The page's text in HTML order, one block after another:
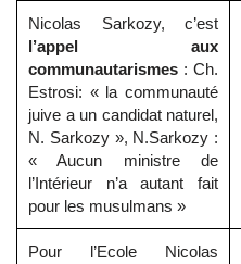
Nicolas Sarkozy, c’est
l’appel aux
communautarismes : Ch.
Estrosi: « la communauté
juive a un candidat naturel,
N. Sarkozy », N.Sarkozy :
« Aucun ministre de
l’Intérieur n’a autant fait
pour les musulmans »
Pour l’Ecole Nicolas